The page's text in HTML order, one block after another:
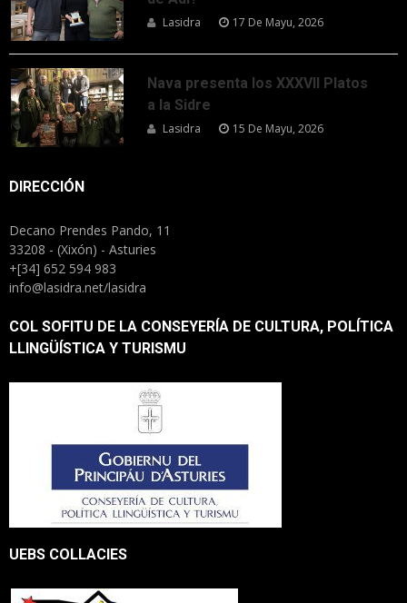
Lasidra 17 De Mayu, 2026
Nava presenta los XXXVII Platos
a la Sidre
Lasidra 15 De Mayu, 2026
DIRECCIÓN
Decano Prendes Pando, 11
33208 - (Xixón) - Asturies
+[34] 652 594 983
info@lasidra.net/lasidra
COL SOFITU DE LA CONSEYERÍA DE CULTURA, POLÍTICA
LLINGÜÍSTICA Y TURISMU
UEBS COLLACIES